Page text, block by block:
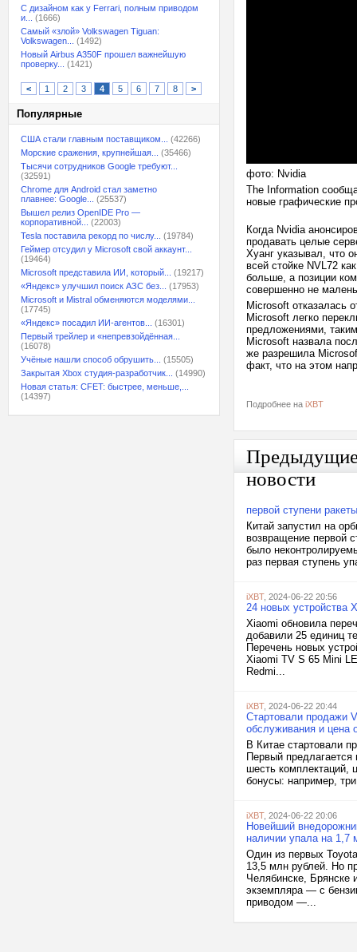
С дизайном как у Ferrari, полным приводом
и...
(1666)
Самый «злой» Volkswagen Tiguan:
Volkswagen...
(1492)
Новый Airbus A350F прошел важнейшую
проверку...
(1421)
< 1 2 3 4 5 6 7 8 >
Популярные
США стали главным поставщиком...
(42266)
Морские сражения, крупнейшая...
(35466)
Тысячи сотрудников Google требуют...
(32591)
Chrome для Android стал заметно
плавнее: Google...
(25537)
Вышел релиз OpenIDE Pro —
корпоративной...
(22003)
Tesla поставила рекорд по числу...
(19784)
Геймер отсудил у Microsoft свой аккаунт...
(19464)
Microsoft представила ИИ, который...
(19217)
«Яндекс» улучшил поиск АЗС без...
(17953)
Microsoft и Mistral обменяются моделями...
(17745)
«Яндекс» посадил ИИ-агентов...
(16301)
Первый трейлер и «непревзойдённая...
(16078)
Учёные нашли способ обрушить...
(15505)
Закрытая Xbox студия-разработчик...
(14990)
Новая статья: CFET: быстрее, меньше,...
(14397)
фото: Nvidia
The Information
новые графические
Когда Nvidia
продавать целые
Хуанг указывал, что
всей стойке NVL72
больше, а позиции
совершенно не
Microsoft отказалась
Microsoft легко
предложениями,
Microsoft назвала
же разрешила
факт, что на этом
Подробнее на iXBT
новости
первой ступени ракеты
Китай запустил на
возвращение первой
было
раз первая ступень
iXBT, 2024-06-22 20:56
24 новых устройства
Xiaomi обновила
добавили 25 единиц
Перечень новых
Xiaomi TV S 65 Mini
Redmi...
iXBT, 2024-06-22 20:44
Стартовали продажи
обслуживания и цена
В Китае стартовали
Первый
шесть
бонусы: например,
iXBT, 2024-06-22 20:06
Новейший
наличии упала на 1,7
Один из первых
13,5 млн рублей. Но
Челябинске, Брянске
экземпляра — с
приводом —...